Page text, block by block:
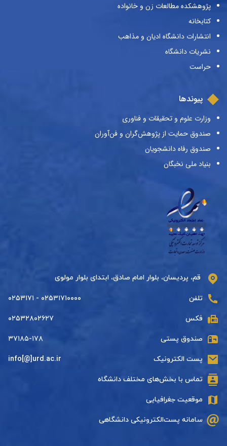
پژوهشکده مطالعات زن و خانواده
کتابخانه
انتشارات دانشگاه ادیان و مذاهب
نشریات دانشگاه
حراست
پیوندها
وزارت علوم و تحقیقات و فناوری
صندوق حمایت از پژوهش‌گران و فن‌آوران
صندوق رفاه دانشجویان
بنیاد ملی نخبگان
قم، پردیسان، بلوار امام صادق، ابتدای بلوار مولوی
تلفن ۰۲۵۳۱۷۱۰۰۰۰ - ۰۲۵۳۱۷۱
فکس ۰۲۵۳۲۸۰۲۶۲۷
صندوق پستی ۳۷۱۸۵-۱۷۸
پست الکترونیک info[@]urd.ac.ir
تماس با بخش‌های مختلف دانشگاه
موقعیت جغرافیایی
سامانه پست‌الکترونیکی دانشگاهی